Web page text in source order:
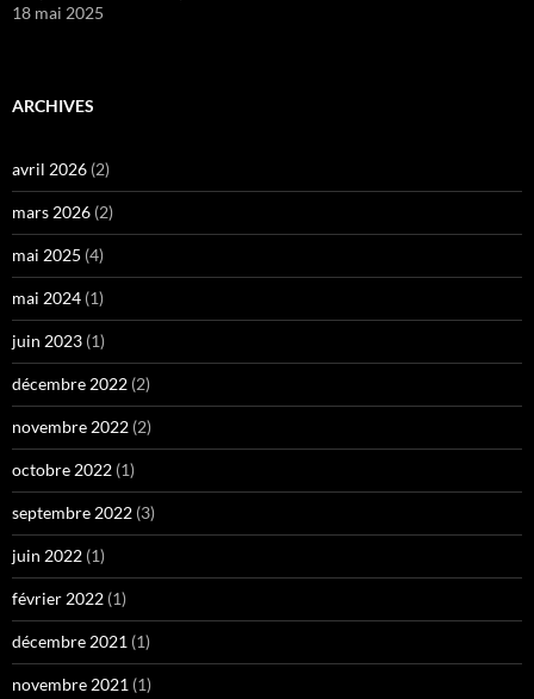
18 mai 2025
ARCHIVES
avril 2026 (2)
mars 2026 (2)
mai 2025 (4)
mai 2024 (1)
juin 2023 (1)
décembre 2022 (2)
novembre 2022 (2)
octobre 2022 (1)
septembre 2022 (3)
juin 2022 (1)
février 2022 (1)
décembre 2021 (1)
novembre 2021 (1)